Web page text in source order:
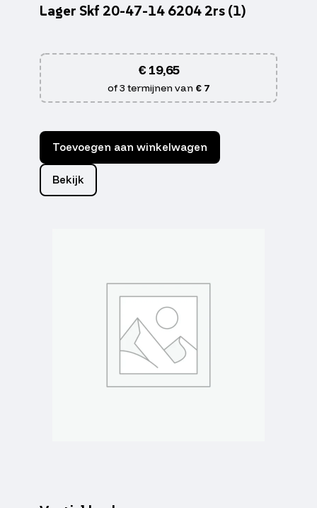
Lager Skf 20-47-14 6204 2rs (1)
€19,65
of 3 termijnen van € 7
Toevoegen aan winkelwagen
Bekijk